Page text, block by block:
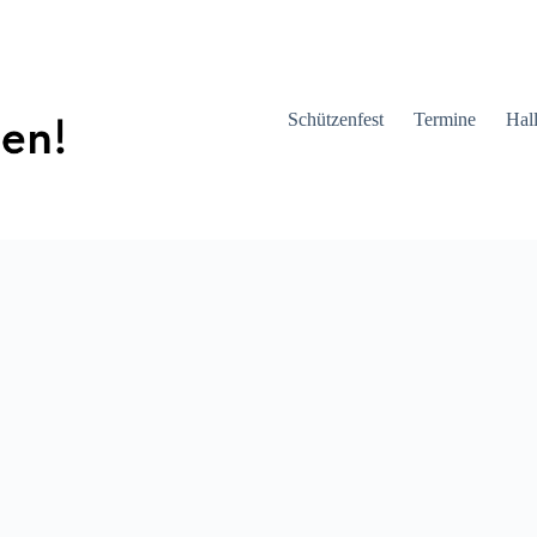
Schützenfest Termine